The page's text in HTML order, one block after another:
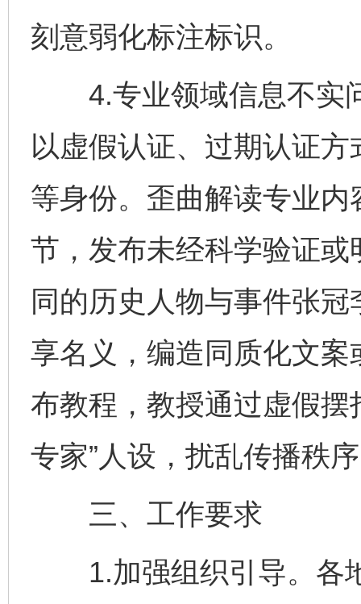
刻意弱化标注标识。
4.专业领域信息不实
以虚假认证、过期认证
等身份。歪曲解读专业
节，发布未经科学验证
同的历史人物与事件张
享名义，编造同质化文
布教程，教授通过虚假摆
专家”人设，扰乱传播秩
三、工作要求
1.加强组织引导。各